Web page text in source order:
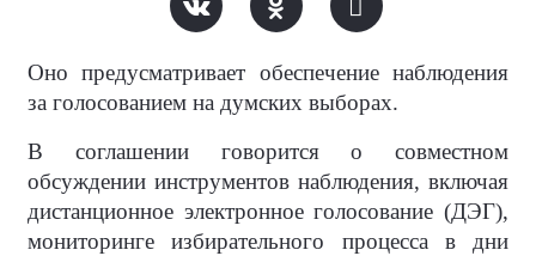
Оно предусматривает обеспечение наблюдения
за голосованием на думских выборах.
В соглашении говорится о совместном
обсуждении инструментов наблюдения, включая
дистанционное электронное голосование (ДЭГ),
мониторинге избирательного процесса в дни